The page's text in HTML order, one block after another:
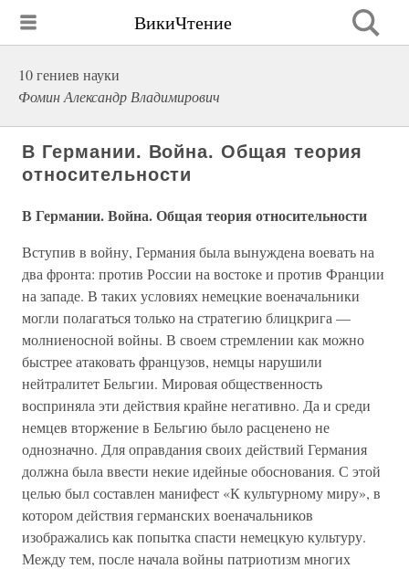
ВикиЧтение
10 гениев науки
Фомин Александр Владимирович
В Германии. Война. Общая теория
относительности
В Германии. Война. Общая теория относительности
Вступив в войну, Германия была вынуждена воевать на
два фронта: против России на востоке и против Франции
на западе. В таких условиях немецкие военачальники
могли полагаться только на стратегию блицкрига —
молниеносной войны. В своем стремлении как можно
быстрее атаковать французов, немцы нарушили
нейтралитет Бельгии. Мировая общественность
восприняла эти действия крайне негативно. Да и среди
немцев вторжение в Бельгию было расценено не
однозначно. Для оправдания своих действий Германия
должна была ввести некие идейные обоснования. С этой
целью был составлен манифест «К культурному миру», в
котором действия германских военачальников
изображались как попытка спасти немецкую культуру.
Между тем, после начала войны патриотизм многих